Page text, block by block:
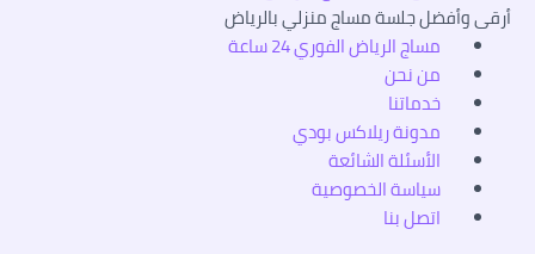
أرقى وأفضل جلسة مساج منزلي بالرياض
Menu
مساج الرياض الفوري 24 ساعة
من نحن
خدماتنا
مدونة ريلاكس بودي
الأسئلة الشائعة
سياسة الخصوصية
اتصل بنا